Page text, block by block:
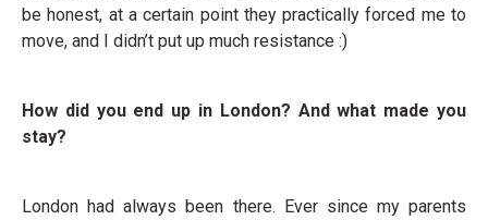
be honest, at a certain point they practically forced me to
move, and I didn’t put up much resistance :)
How did you end up in London? And what made you
stay?
London had always been there. Ever since my parents